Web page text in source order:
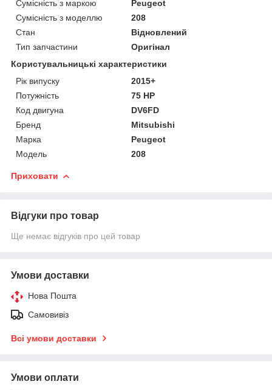
Сумісність з маркою
Peugeot
Сумісність з моделлю
208
Стан
Відновлений
Тип запчастини
Оригінал
Користувальницькі характеристики
Рік випуску
2015+
Потужність
75 HP
Код двигуна
DV6FD
Бренд
Mitsubishi
Марка
Peugeot
Модель
208
Приховати
Відгуки про товар
Ще немає відгуків про цей товар
Умови доставки
Нова Пошта
Самовивіз
Всі умови доставки
Умови оплати